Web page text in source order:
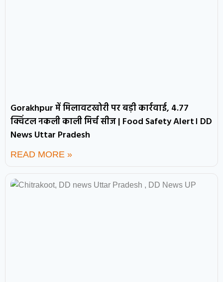
Gorakhpur में मिलावटखोरी पर बड़ी कार्रवाई, 4.77
क्विंटल नकली काली मिर्च सीज | Food Safety Alert। DD
News Uttar Pradesh
READ MORE »